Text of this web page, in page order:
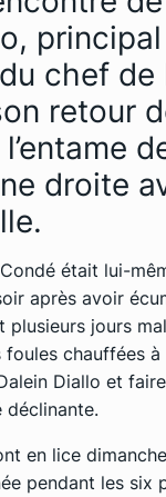
principal
chef de
retour
droite
était lui-
après avoir
plusieurs jours
foules chauffées à
Diallo et
déclinante.
en lice
pendant les six